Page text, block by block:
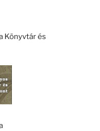
Könyvtár és